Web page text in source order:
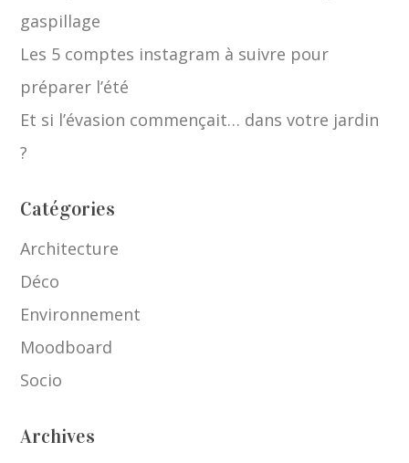
gaspillage
Les 5 comptes instagram à suivre pour
préparer l’été
Et si l’évasion commençait… dans votre jardin
?
Catégories
Architecture
Déco
Environnement
Moodboard
Socio
Archives